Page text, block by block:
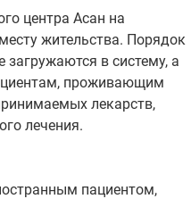
центра Асан на
жительства. Порядок
в систему, а
проживающим
лекарств,
лечения.
пациентом,